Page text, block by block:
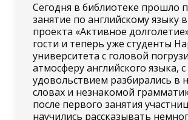
Сегодня в библиотеке прошло
занятие по английскому языку
проекта «Активное
гости и теперь уже студенты
университета с головой
атмосферу английского языка, с
удовольствием разбирались в
словах и незнакомой
после первого занятия
научились рассказывать